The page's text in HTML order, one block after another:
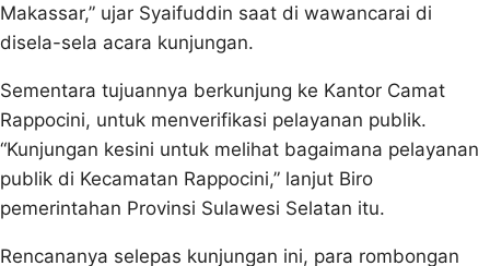
Makassar,” ujar Syaifuddin saat di wawancarai di
disela-sela acara kunjungan.
Sementara tujuannya berkunjung ke Kantor Camat
Rappocini, untuk menverifikasi pelayanan publik.
“Kunjungan kesini untuk melihat bagaimana pelayanan
publik di Kecamatan Rappocini,” lanjut Biro
pemerintahan Provinsi Sulawesi Selatan itu.
Rencananya selepas kunjungan ini, para rombongan